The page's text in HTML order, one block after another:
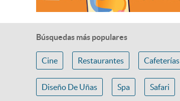
Búsquedas más populares
Cine Restaurantes Cafeterías
Diseño De Uñas Spa Safari